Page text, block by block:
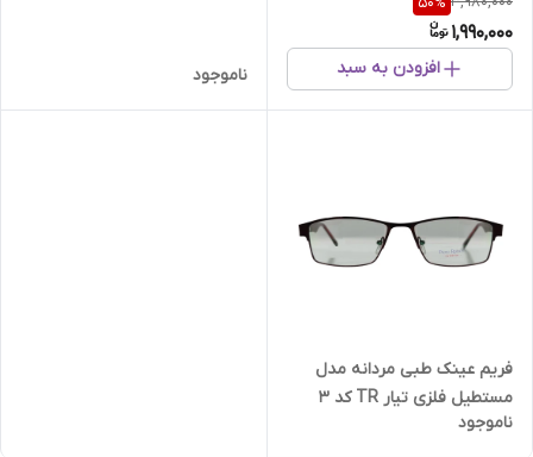
1,990,000
افزودن به سبد ناموجود
فریم عینک طبی مردانه مدل
مستطیل فلزی تیار TR کد 3
ناموجود